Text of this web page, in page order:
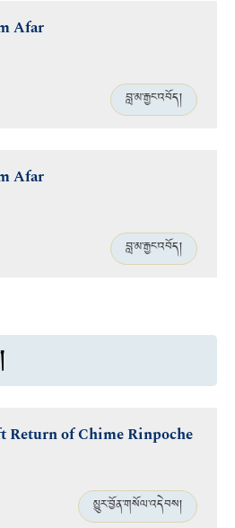
Afar
བླ་མ་རྒྱང་འབོད།
Afar
བླ་མ་རྒྱང་འབོད།
Return of Chime Rinpoche
མྱུར་བྱོན་གསོལ་འདེབས།